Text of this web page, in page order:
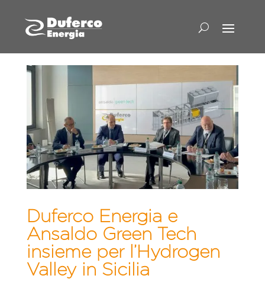
Duferco Energia e
Ansaldo Green Tech
insieme per l’Hydrogen
Valley in Sicilia